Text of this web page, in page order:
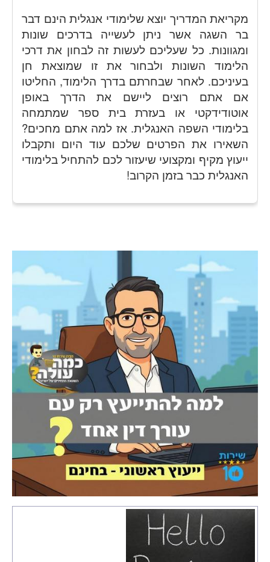
מקריאת המדריך יוצא שלימודי אנגלית הינם דבר
בר השגה אשר ניתן לעשייה בדרכים שונות
ומגוונות. כל שעליכם לעשות זה לבחון את דרכי
הלימוד השונות ולבחור את זו שמוצאת חן
בעיניכם. לאחר שבחרתם בדרך הלימוד, החליטו
אם אתם רוצים ליישם את הדרך באופן
אוטודידקטי או בעזרת בית ספר שמתמחה
בלימודי השפה האנגלית. אז למה אתם מחכים?
השאירו את הפרטים שלכם עוד היום ותקבלו
ייעוץ מקיף ומקצועי שיעזור לכם להתחיל בלימודי
האנגלית כבר בזמן הקרוב!